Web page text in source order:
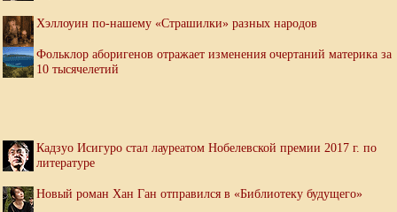
Хэллоуин по-нашему «Страшилки» разных народов
Фольклор аборигенов отражает изменения очертаний материка за
10 тысячелетий
Кадзуо Исигуро стал лауреатом Нобелевской премии 2017 г. по
литературе
Новый роман Хан Ган отправился в «Библиотеку будущего»